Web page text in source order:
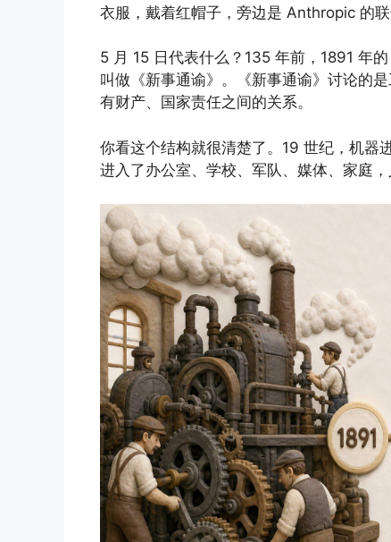
衣服，戴着红帽子，旁边是 Anthropic 的
5 月 15 日代表什么？135 年前，1891 年
叫做《新事通谕》。《新事通谕》讨论的
有财产、国家责任之间的关系。
你看这个结构就很清楚了。19 世纪，机器
进入了办公室、学校、军队、媒体、家庭